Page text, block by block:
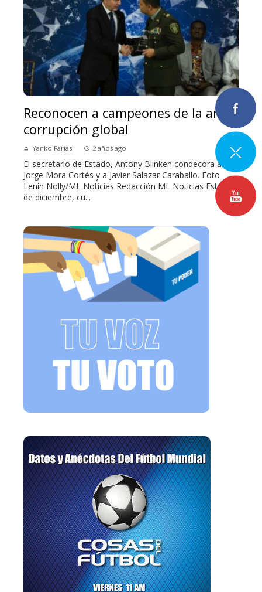
Reconocen a campeones de la anti-
corrupción global
Yanko Farias 2 años ago
El secretario de Estado, Antony Blinken condecora a
Jorge Mora Cortés y a Javier Salazar Caraballo. Foto
Lenin Nolly/ML Noticias Redacción ML Noticias Este 9
de diciembre, cu...